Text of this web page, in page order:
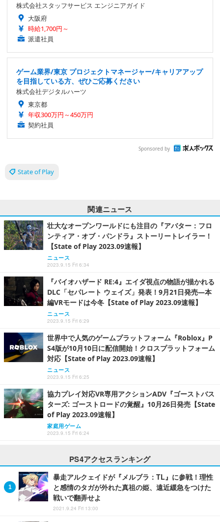
株式会社スタッフサービス エンジニアガイド
大阪府
時給1,700円～
派遣社員
ゲーム業界/東京 プロジェクトマネージャー/キャリアアップ
を目指している方、ぜひご応募ください
株式会社デジタルハーツ
東京都
年収300万円～450万円
契約社員
Sponsored by
State of Play
関連ニュース
壮大なオープンワールドにも注目の『アバター：フロ
ンティア・オブ・パンドラ』ストーリートレイラー！
【State of Play 2023.09速報】
ニュース
2023.9.15 Fri 6:34
『バイオハザード RE:4』エイダ視点の物語が描かれる
DLC「セパレート ウェイズ」発表！9月21日発売―本
編VRモードは今冬【State of Play 2023.09速報】
ニュース
2023.9.15 Fri 6:29
世界中で人気のゲームプラットフォーム『Roblox』P
S4版が10月10日に配信開始！クロスプラットフォーム
対応【State of Play 2023.09速報】
ニュース
2023.9.15 Fri 6:25
協力プレイ対応VR専用アクションADV『ゴーストバス
ターズ: ゴーストロードの覚醒』10月26日発売【State
of Play 2023.09速報】
家庭用ゲーム
2023.9.15 Fri 6:24
PS4アクセスランキング
暴走アルクェイドが『メルブラ：TL』に参戦！理性
と感情のタガが外れた真祖の姫、遠近緩急をつけた
戦いで翻弄せよ
2021.9.24 Fri 13:00